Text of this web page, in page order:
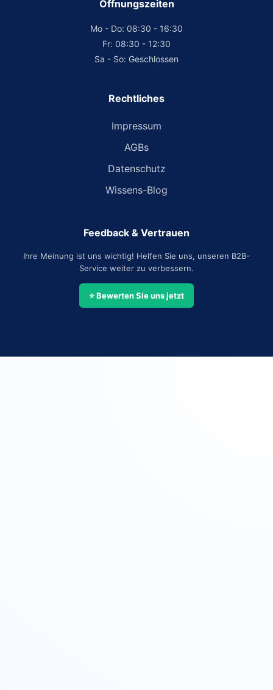
Öffnungszeiten
Mo - Do: 08:30 - 16:30
Fr: 08:30 - 12:30
Sa - So: Geschlossen
Rechtliches
Impressum
AGBs
Datenschutz
Wissens-Blog
Feedback & Vertrauen
Ihre Meinung ist uns wichtig! Helfen Sie uns, unseren B2B-
Service weiter zu verbessern.
⭐ Bewerten Sie uns jetzt